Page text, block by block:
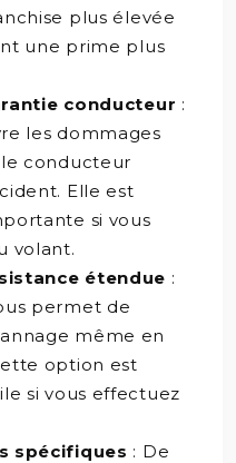
plus élevée
une prime plus
conducteur :
les dommages
conducteur
Elle est
si vous
volant.
étendue :
permet de
même en
option est
si vous effectuez
spécifiques : De